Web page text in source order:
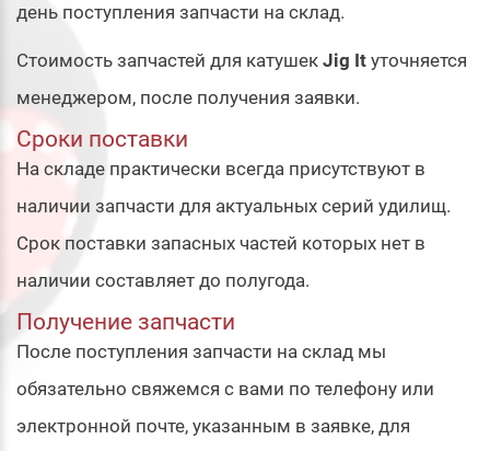
день поступления запчасти на склад.
Стоимость запчастей для катушек Jig It уточняется
менеджером, после получения заявки.
Сроки поставки
На складе практически всегда присутствуют в
наличии запчасти для актуальных серий удилищ.
Срок поставки запасных частей которых нет в
наличии составляет до полугода.
Получение запчасти
После поступления запчасти на склад мы
обязательно свяжемся с вами по телефону или
электронной почте, указанным в заявке, для